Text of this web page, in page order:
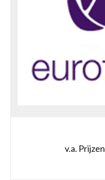
v.a. Prijzen